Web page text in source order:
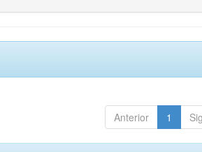
Anterior 1